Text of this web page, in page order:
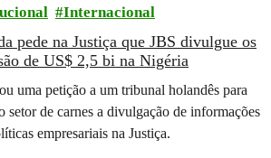
Internacional
pede na Justiça que JBS divulgue os
de US$ 2,5 bi na Nigéria
uma petição a um tribunal holandês para
setor de carnes a divulgação de informações
empresariais na Justiça.